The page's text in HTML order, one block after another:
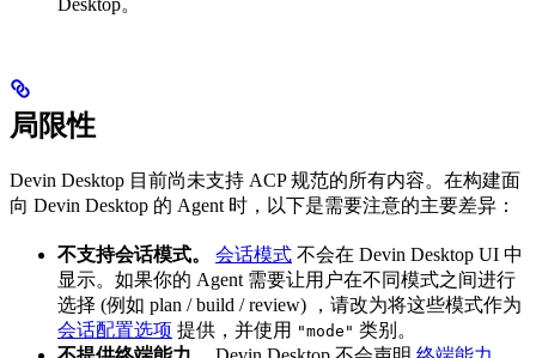
局限性
Devin Desktop 目前尚未支持 ACP 规范的所有内容。在构建面
向 Devin Desktop 的 Agent 时，以下是需要注意的主要差异：
不支持会话模式。 会话模式 不会在 Devin Desktop UI 中
显示。如果你的 Agent 需要让用户在不同模式之间进行
选择 (例如 plan / build / review) ，请改为将这些模式作为
会话配置选项 提供，并使用 "mode" 类别。